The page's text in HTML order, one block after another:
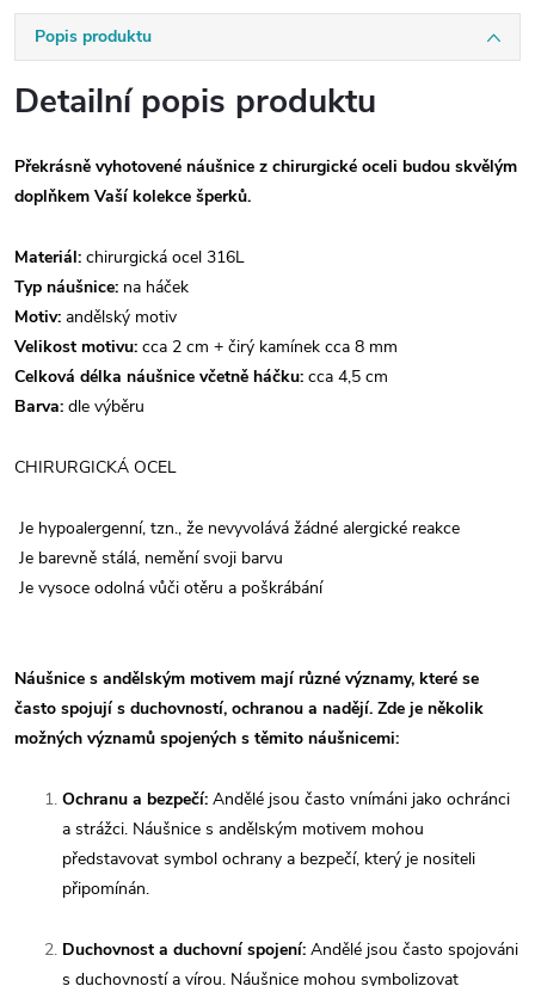
Popis produktu
Detailní popis produktu
Překrásně vyhotovené náušnice z chirurgické oceli budou skvělým
doplňkem Vaší kolekce šperků.
Materiál: chirurgická ocel 316L
Typ náušnice: na háček
Motiv: andělský motiv
Velikost motivu: cca 2 cm + čirý kamínek cca 8 mm
Celková délka náušnice včetně háčku: cca 4,5 cm
Barva: dle výběru
CHIRURGICKÁ OCEL
Je hypoalergenní, tzn., že nevyvolává žádné alergické reakce
Je barevně stálá, nemění svoji barvu
Je vysoce odolná vůči otěru a poškrábání
Náušnice s andělským motivem mají různé významy, které se
často spojují s duchovností, ochranou a nadějí. Zde je několik
možných významů spojených s těmito náušnicemi:
Ochranu a bezpečí: Andělé jsou často vnímáni jako ochránci
a strážci. Náušnice s andělským motivem mohou
představovat symbol ochrany a bezpečí, který je nositeli
připomínán.
Duchovnost a duchovní spojení: Andělé jsou často spojováni
s duchovností a vírou. Náušnice mohou symbolizovat